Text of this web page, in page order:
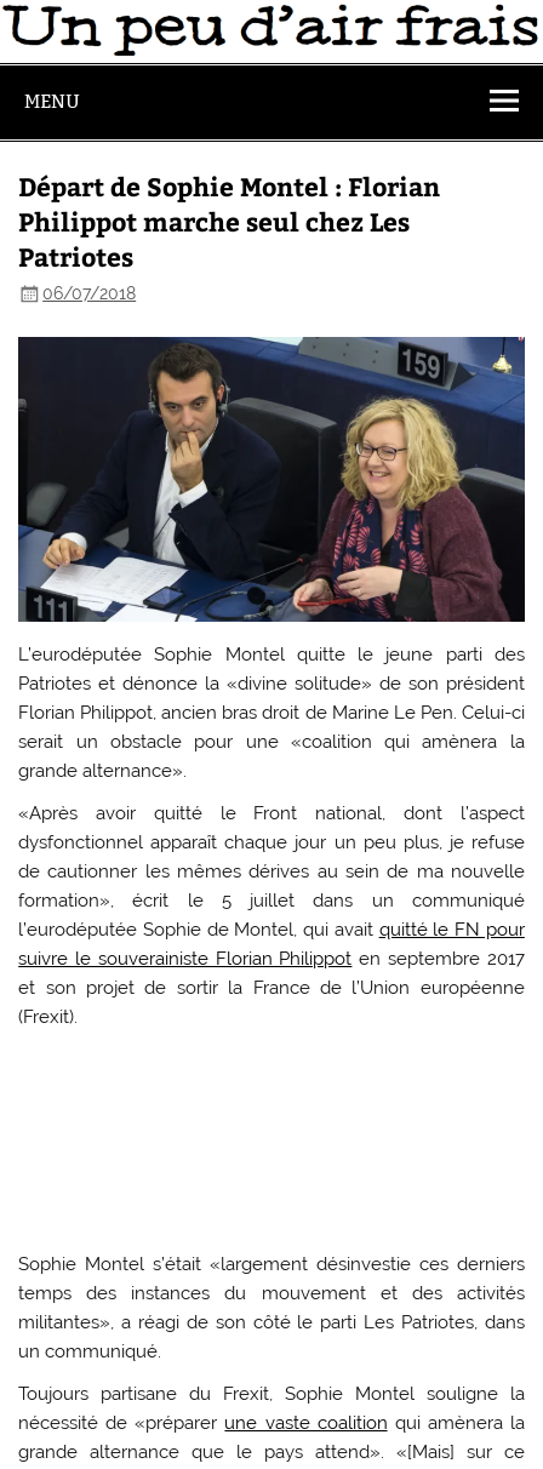
MENU
Départ de Sophie Montel : Florian
Philippot marche seul chez Les
Patriotes
06/07/2018
L’eurodéputée Sophie Montel quitte le jeune parti des
Patriotes et dénonce la «divine solitude» de son président
Florian Philippot, ancien bras droit de Marine Le Pen. Celui-ci
serait un obstacle pour une «coalition qui amènera la
grande alternance».
«Après avoir quitté le Front national, dont l’aspect
dysfonctionnel apparaît chaque jour un peu plus, je refuse
de cautionner les mêmes dérives au sein de ma nouvelle
formation», écrit le 5 juillet dans un communiqué
l’eurodéputée Sophie de Montel, qui avait quitté le FN pour
suivre le souverainiste Florian Philippot en septembre 2017
et son projet de sortir la France de l’Union européenne
(Frexit).
Sophie Montel s’était «largement désinvestie ces derniers
temps des instances du mouvement et des activités
militantes», a réagi de son côté le parti Les Patriotes, dans
un communiqué.
Toujours partisane du Frexit, Sophie Montel souligne la
nécessité de «préparer une vaste coalition qui amènera la
grande alternance que le pays attend». «[Mais] sur ce